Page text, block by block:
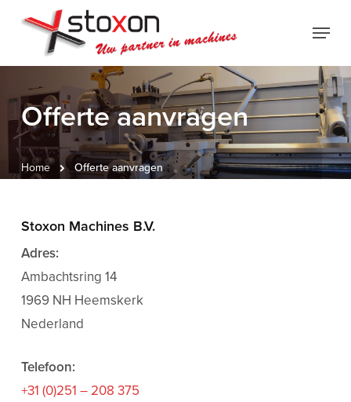
content
Menu
Offerte aanvragen
Home Offerte aanvragen
Stoxon Machines B.V.
Adres:
Ambachtsring 14
1969 NH Heemskerk
Nederland
Telefoon:
+31 (0)251 – 208 375
Menu